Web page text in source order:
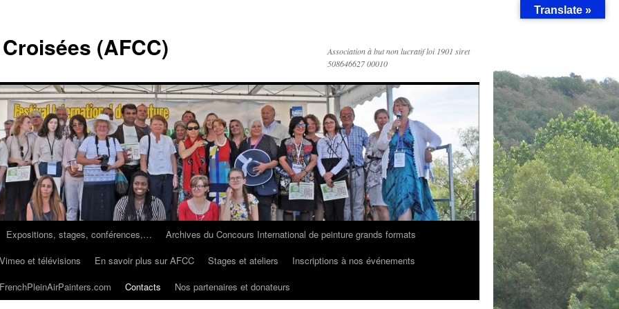
(AFCC)
Association à but non lucratif loi 1901 siret
508646627 00010
Expositions, stages, conférences,…
Archives du Concours International de peinture grands formats
et télévisions En savoir plus sur AFCC Stages et ateliers
Inscriptions à nos événements
FrenchPleinAirPainters.com Contacts Nos partenaires et donateurs
Translate »